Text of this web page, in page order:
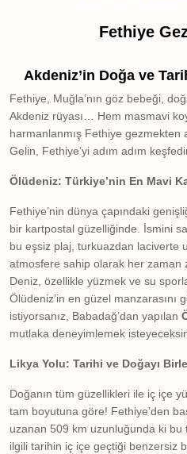
Fethiye
Akdeniz’in Doğa ve
Fethiye, Muğla’nın göz bebeği,
Akdeniz rüyası… Hem masmavi
harmanlanmış Fethiye gezmekten
Gelin, Fethiye’yi adım adım
Ölüdeniz: Türkiye’nin En Mavi
Fethiye’nin dünya çapındaki
bir kartpostal güzelliğinde. İsmini
bu eşsiz plaj, turkuazdan laciverte
atmosfere sahip olarak her zaman
Deniz, özellikle yüzmek ve su
Ölüdeniz’in en güzel manzarasını
istiyorsanız, Babadağ’dan yapılan
mutlaka deneyimlemek
Likya Yolu: Tarihi ve Doğayı
Doğanın tüm güzellikleri ile iç içe
tam boyutuna göre! Fethiye’den
uzanan 509 km uzunluğunda ki bu
ilgili tarihin iç içe geçtiği benzersiz